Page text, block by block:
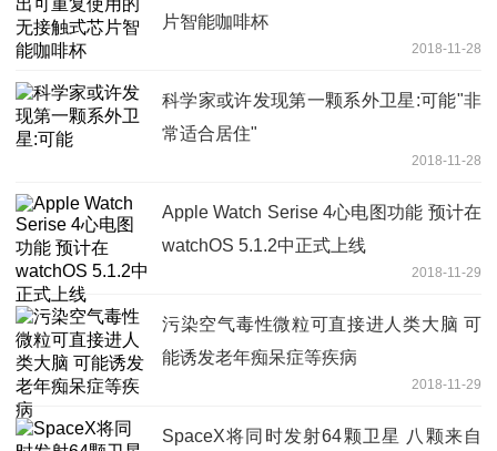
片智能咖啡杯
2018-11-28
科学家或许发现第一颗系外卫星:可能"非
常适合居住"
2018-11-28
Apple Watch Serise 4心电图功能 预计在
watchOS 5.1.2中正式上线
2018-11-29
污染空气毒性微粒可直接进人类大脑 可
能诱发老年痴呆症等疾病
2018-11-29
SpaceX将同时发射64颗卫星 八颗来自